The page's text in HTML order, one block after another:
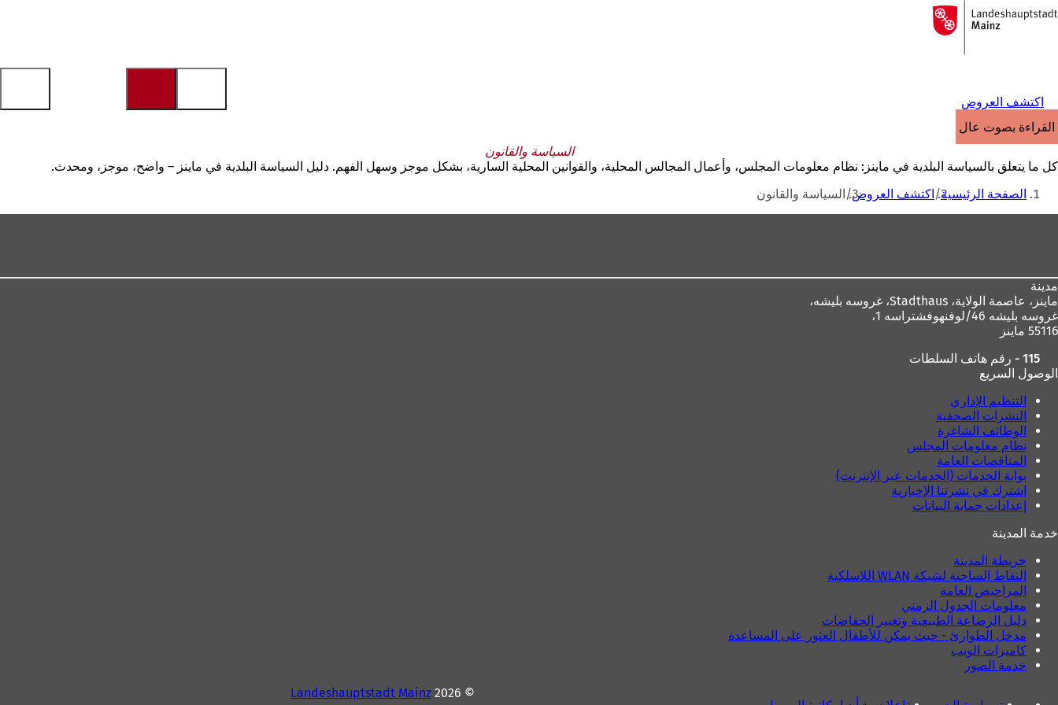
الانتقال إلى المحتوى
إلى
الصفحة
اكتشف العروض
القراءة بصوت عالٍ
السياسة والقانون
كل ما يتعلق بالسياسة البلدية في ماينز: نظام معلومات المجلس، وأعمال المجالس المحلية، والقوانين المحلية السارية، بشكل موجز وسهل الفهم. دليل السياسة البلدية في ماينز – واضح، موجز، ومحدث.
أنت الصفحة الرئيسية اكتشف العروض السياسة والقانون
مدينة
ماينز، عاصمة الولاية،
غروسه بليشه 46/لوفنهوفشتراسه 1،
55116 ماينز
115 - رقم هاتف السلطات
الوصول السريع
التنظيم الإداري
النشرات الصحفية
الوظائف الشاغرة
نظام معلومات المجلس
المناقصات العامة
بوابة الخدمات (الخدمات عبر الإنترنت)
اشترك في نشرتنا الإخبارية
إعدادات حماية البيانات
خدمة المدينة
خريطة المدينة
النقاط الساخنة لشبكة WLAN اللاسلكية
المراحيض العامة
معلومات الجدول الزمني
دليل الرضاعة الطبيعية وتغيير الحفاضات
مدخل الطوارئ - حيث يمكن للأطفال العثور على المساعدة
كاميرات الويب
خدمة الصور
© 2026
Landeshauptstadt Mainz